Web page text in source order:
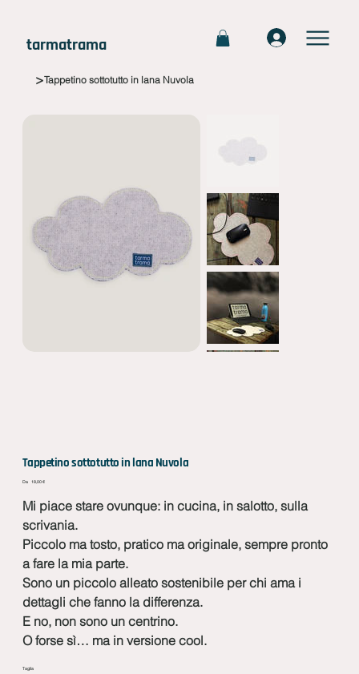
tarmatrama
>Tappetino sottotutto in lana Nuvola
Tappetino sottotutto in lana Nuvola
Da Prezzo
18,00 €
Mi piace stare ovunque: in cucina, in salotto, sulla
scrivania.
Piccolo ma tosto, pratico ma originale, sempre pronto
a fare la mia parte.
Sono un piccolo alleato sostenibile per chi ama i
dettagli che fanno la differenza.
E no, non sono un centrino.
O forse sì… ma in versione cool.
Taglia